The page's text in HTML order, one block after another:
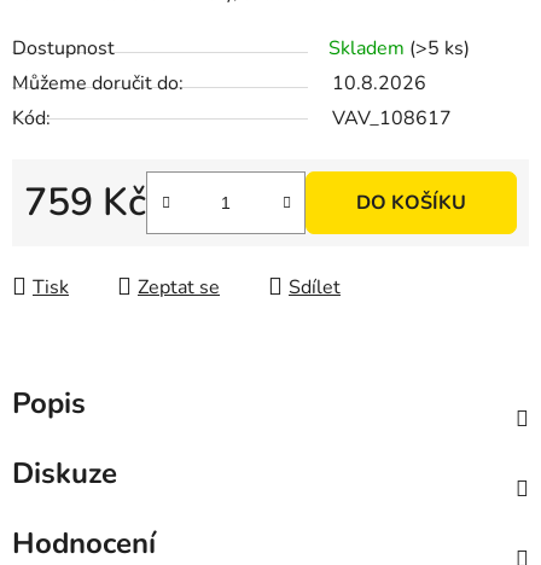
Dostupnost Skladem (>5 ks)
Můžeme doručit do:
10.8.2026
Kód:
VAV_108617
759 Kč DO KOŠÍKU
Tisk Zeptat se Sdílet
Popis
Diskuze
Hodnocení